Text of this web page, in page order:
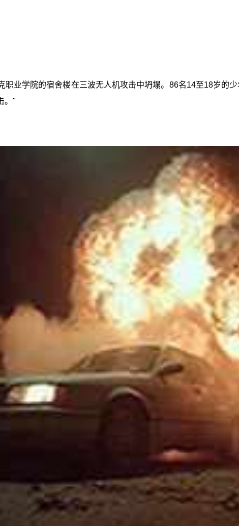
职业学院的宿舍楼在三波无人机攻击中坍塌。86名14至18岁的
。"